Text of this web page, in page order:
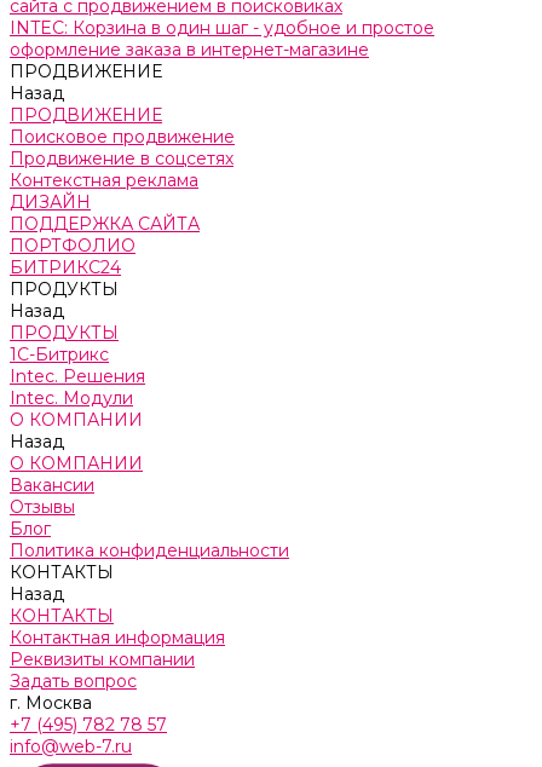
сайта с продвижением в поисковиках
INTEC: Корзина в один шаг - удобное и простое
оформление заказа в интернет-магазине
ПРОДВИЖЕНИЕ
Назад
ПРОДВИЖЕНИЕ
Поисковое продвижение
Продвижение в соцсетях
Контекстная реклама
ДИЗАЙН
ПОДДЕРЖКА САЙТА
ПОРТФОЛИО
БИТРИКС24
ПРОДУКТЫ
Назад
ПРОДУКТЫ
1С-Битрикс
Intec. Решения
Intec. Модули
О КОМПАНИИ
Назад
О КОМПАНИИ
Вакансии
Отзывы
Блог
Политика конфиденциальности
КОНТАКТЫ
Назад
КОНТАКТЫ
Контактная информация
Реквизиты компании
Задать вопрос
г. Москва
+7 (495) 782 78 57
info@web-7.ru